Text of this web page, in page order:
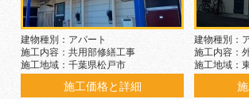
建物種別：アパート
施工内容：共用部修繕工事
施工地域：千葉県松戸市
施工価格と詳細
建物種別：
施工内容：
施工地域：